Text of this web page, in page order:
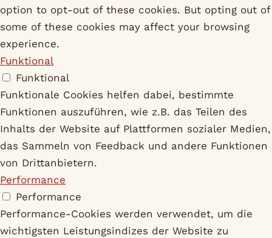
option to opt-out of these cookies. But opting out of
some of these cookies may affect your browsing
experience.
Funktional
Funktional
Funktionale Cookies helfen dabei, bestimmte
Funktionen auszuführen, wie z.B. das Teilen des
Inhalts der Website auf Plattformen sozialer Medien,
das Sammeln von Feedback und andere Funktionen
von Drittanbietern.
Performance
Performance
Performance-Cookies werden verwendet, um die
wichtigsten Leistungsindizes der Website zu